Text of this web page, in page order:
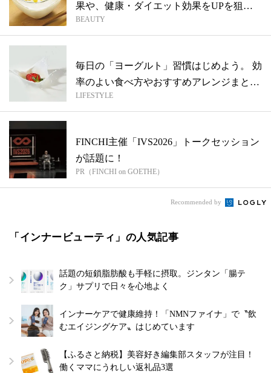
果や、健康・ダイエット効果をUPを狙う
食べ...
BEAUTY
毎日の「ヨーグルト」習慣はじめよう。 効
率のよい食べ方やおすすめアレンジまとめ
ま...
LIFESTYLE
FINCHI主催「IVS2026」トークセッション
が話題に！
PR（FINCHI on GOETHE）
Recommended by
「インナービューティ」の人気記事
話題の短鎖脂肪酸も手軽に摂取。ジンタン「腸テ
ク」サプリで日々を心地よく
インナーケアで健康維持！「NMNファイナ」で〝飲
むエイジングケア〟はじめています
【ふるさと納税】美容好き編集部スタッフが注目！
働くママにうれしい返礼品3選